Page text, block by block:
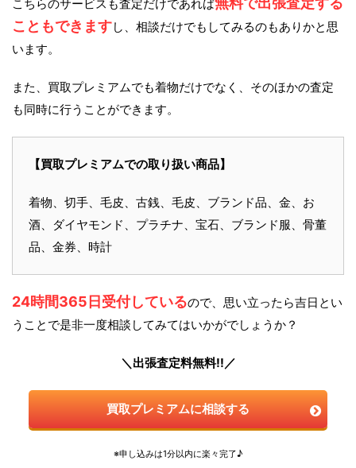
こちらのサービスも査定だけであれば
こともできますし、相談だけでもしてみるのもありかと思
います。
また、買取プレミアムでも着物だけでなく、そのほかの査定
も同時に行うことができます。
【買取プレミアムでの取り扱い商品】
着物、切手、毛皮、古銭、毛皮、ブランド品、金、お
酒、ダイヤモンド、プラチナ、宝石、ブランド服、骨董
品、金券、時計
24時間365日受付しているので、思い立ったら吉日とい
うことで是非一度相談してみてはいかがでしょうか？
＼出張査定料無料!!／
買取プレミアムに相談する
※申し込みは1分以内に楽々完了♪